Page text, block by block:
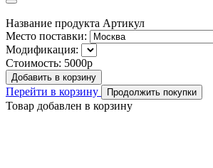
Название продукта Артикул
Место поставки:
Модификация:
Стоимость: 5000р
Добавить в корзину
Перейти в корзину Продолжить покупки
Товар добавлен в корзину